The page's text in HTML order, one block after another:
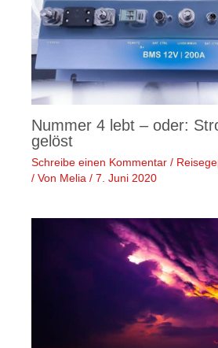
Nummer 4 lebt – oder:
gelöst
Schreibe einen Kommentar /
/ Von Melia / 7. Juni 2020